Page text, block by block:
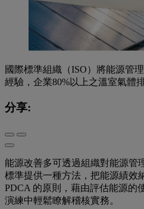
國際標準組織（ISO）將能源管
經驗，企業80%以上之溫室氣體
分享:
能源改善多可透過組織對能源管
標準提供一種方法，把能源績效
PDCA 的原則，藉由評估能源的
演練中輕鬆瞭解稽核實務。